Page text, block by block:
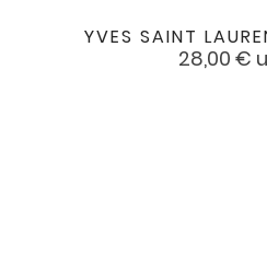
YVES SAINT
Kaina
28,00 €